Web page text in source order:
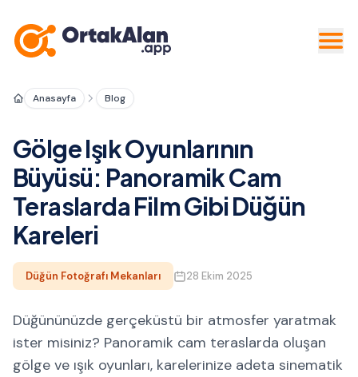
Anasayfa Blog
Gölge Işık Oyunlarının
Büyüsü: Panoramik Cam
Teraslarda Film Gibi Düğün
Kareleri
Düğün Fotoğrafı Mekanları 28 Ekim 2025
Düğününüzde gerçeküstü bir atmosfer yaratmak
ister misiniz? Panoramik cam teraslarda oluşan
gölge ve ışık oyunları, karelerinize adeta sinematik